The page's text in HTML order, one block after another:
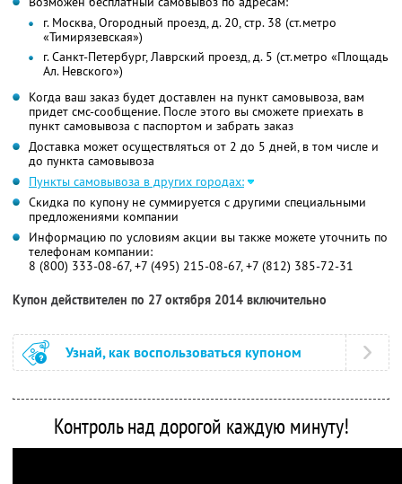
г. Москва, Огородный проезд, д. 20, стр. 38 (ст.метро
«Тимирязевская»)
г. Санкт-Петербург, Лаврский проезд, д. 5 (ст.метро «Площадь
Ал. Невского»)
Когда ваш заказ будет доставлен на пункт самовывоза, вам
придет смс-сообщение. После этого вы сможете приехать в
пункт самовывоза с паспортом и забрать заказ
Доставка может осуществляться от 2 до 5 дней, в том числе и
до пункта самовывоза
Пункты самовывоза в других городах:
Скидка по купону не суммируется с другими специальными
предложениями компании
Информацию по условиям акции вы также можете уточнить по
телефонам компании:
8 (800) 333-08-67, +7 (495) 215-08-67, +7 (812) 385-72-31
Купон действителен по 27 октября 2014 включительно
Узнай, как воспользоваться купоном
Контроль над дорогой каждую минуту!